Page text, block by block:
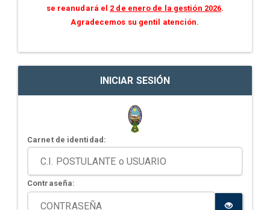
se reanudará el 2 de enero de la gestión 2026.
Agradecemos su gentil atención.
INICIAR SESIÓN
Carnet de identidad:
Contraseña: